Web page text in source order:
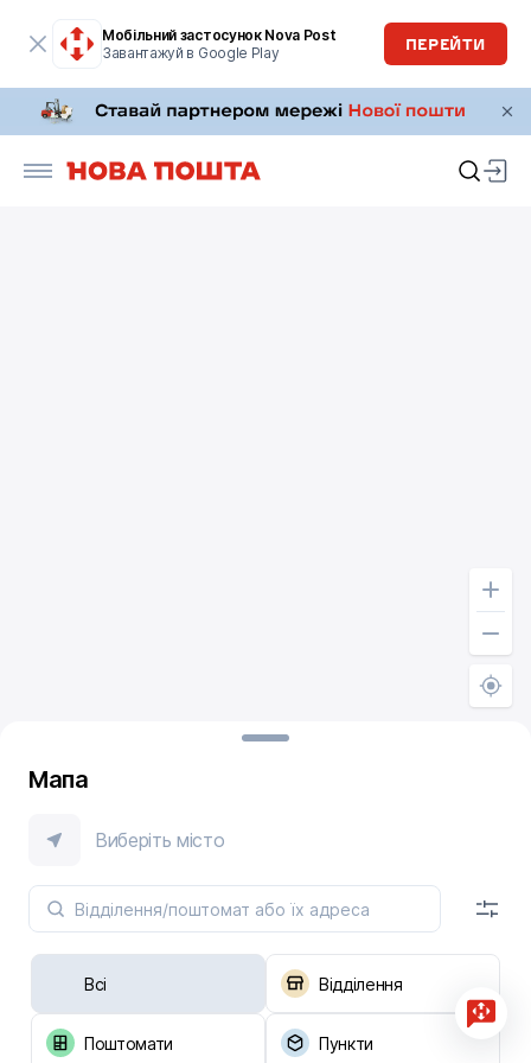
Мобільний застосунок Nova Post
Завантажуй в Google Play
ПЕРЕЙТИ
Мапа
Виберіть місто
Всі Відділення
Поштомати Пункти